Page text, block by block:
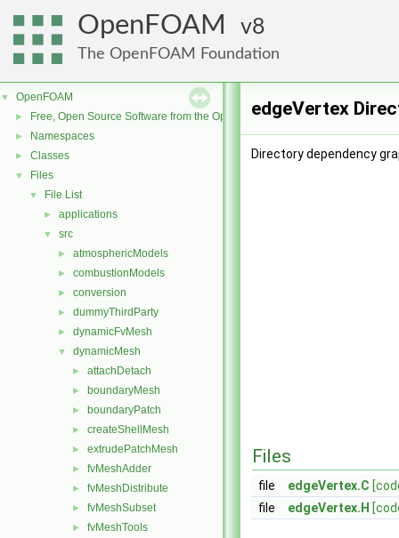
OpenFOAM 8
The OpenFOAM Foundation
▼ OpenFOAM
► Free, Open Source Software from the OpenFOAM Foundation
► Namespaces
► Classes
▼ Files
▼ File List
► applications
▼ src
► atmosphericModels
► combustionModels
► conversion
► dummyThirdParty
► dynamicFvMesh
▼ dynamicMesh
► attachDetach
► boundaryMesh
► boundaryPatch
► createShellMesh
► extrudePatchMesh
► fvMeshAdder
► fvMeshDistribute
► fvMeshSubset
► fvMeshTools
edgeVertex
Directory dependency
Files
file edgeVertex.C
file
edgeVertex.H